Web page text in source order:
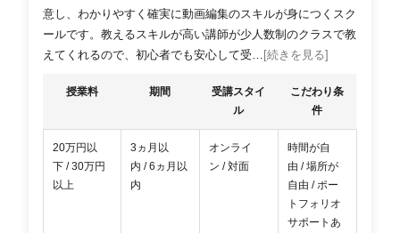
意し、わかりやすく確実に動画編集のスキルが身につくスク
ールです。教えるスキルが高い講師が少人数制のクラスで教
えてくれるので、初心者でも安心して受… [続きを見る]
授業料 期間
受講スタイ
ル
こだわり条
件
20万円以
下 / 30万円
以上
3ヵ月以
内 / 6ヵ月以
内
オンライ
ン / 対面
時間が自
由 / 場所が
自由 / ポー
トフォリオ
サポートあ